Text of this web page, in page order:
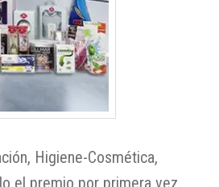
Higiene-Cosmética,